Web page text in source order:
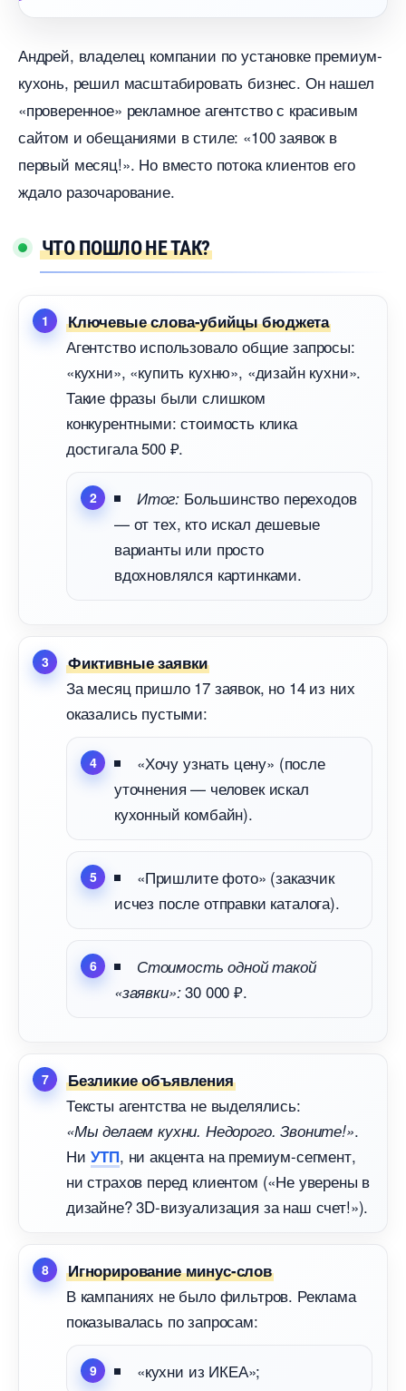
Андрей, владелец компании по установке премиум-
кухонь, решил масштабировать бизнес. Он нашел
«проверенное» рекламное агентство с красивым
сайтом и обещаниями в стиле: «100 заявок
первый месяц!». Но вместо потока клиентов его
ждало разочарование.
ЧТО ПОШЛО НЕ ТАК?
Ключевые слова-убийцы бюджета
Агентство использовало общие запросы:
«кухни», «купить кухню», «дизайн кухни».
Такие фразы были слишком
конкурентными: стоимость клика
достигала 500 ₽.
Итог: Большинство переходо
— от тех, кто искал дешевые
арианты или просто
дохновлялся картинками.
Фиктивные заявки
За месяц пришло 17 заявок, но 14 из них
оказались пустыми:
«Хочу узнать цену» (после
уточнения — человек искал
кухонный комбайн).
«Пришлите фото» (заказчик
исчез после отправки каталога).
Стоимость одной такой
«заявки»:30 000 ₽.
Безликие объявления
Тексты агентства не выделялись:
«Мы делаем кухни. Недорого. Звоните!».
Ни УТП, ни акцента на премиум-сегмент,
ни страхов перед клиентом («Не уверены
дизайне? 3D-визуализация за наш счет!»).
Игнорирование минус-сло
кампаниях не было фильтров. Реклама
показывалась по запросам:
«кухни из ИКЕА»;